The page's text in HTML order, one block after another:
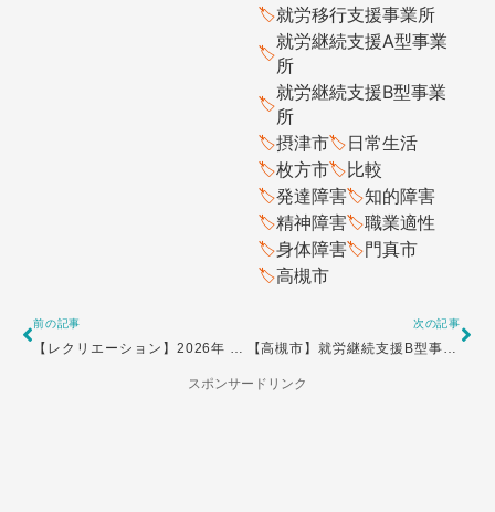
就労移行支援事業所
就労継続支援A型事業
所
就労継続支援B型事業
所
摂津市
日常生活
枚方市
比較
発達障害
知的障害
精神障害
職業適性
身体障害
門真市
高槻市
Prev
前の記事
【レクリエーション】2026年 あけましておめでとうございます
次の記事
【高槻市】就労継続支援B型事業所・作業所の一覧と事業所選びのポイント
スポンサードリンク